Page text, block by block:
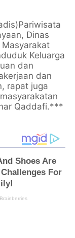
Dinas
Keluarga
dan
dan
rapat juga
Qaddafi.***